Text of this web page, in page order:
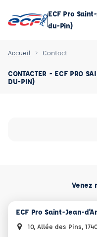
ECF Pro
du-Pin)
Accueil Contact
CONTACTER - ECF PRO
DU-PIN)
Venez
ECF Pro Saint-Jean-
10, Allée des Pins,